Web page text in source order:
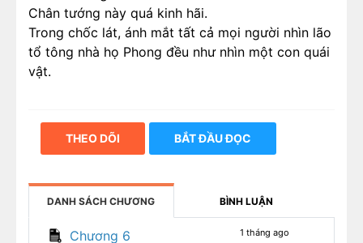
Chân tướng này quá kinh hãi.
Trong chốc lát, ánh mắt tất cả mọi người nhìn lão
tổ tông nhà họ Phong đều như nhìn một con quái
vật.
THEO DÕI BẮT ĐẦU ĐỌC
DANH SÁCH CHƯƠNG BÌNH LUẬN
Chương 6 1 tháng ago